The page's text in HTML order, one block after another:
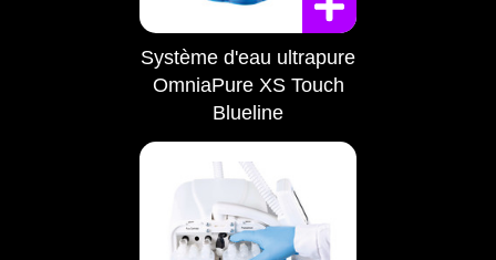
Système d'eau ultrapure
OmniaPure XS Touch
Blueline